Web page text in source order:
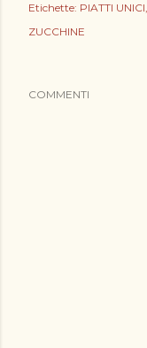
Etichette: PIATTI UNICI
ZUCCHINE
COMMENTI